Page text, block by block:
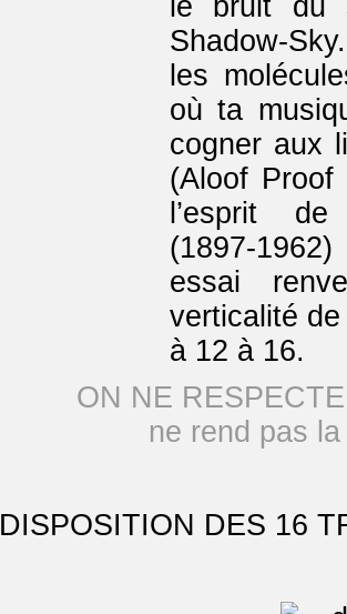
le bruit du
Shadow-
les
où ta
cogner aux
(Aloof
l’esprit
(1897-
essai
verticalité
à 12 à 16.
ON NE
ne rend pas
DISPOSITION DES 16